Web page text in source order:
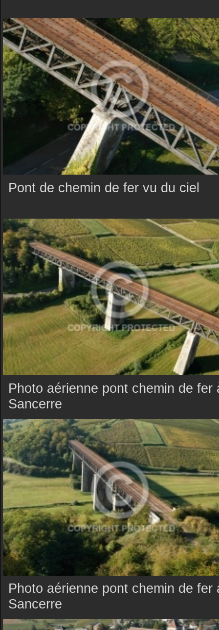
Pont de chemin de fer vu du ciel
Photo aérienne pont chemin de fer
Sancerre
Photo aérienne pont chemin de fer
Sancerre